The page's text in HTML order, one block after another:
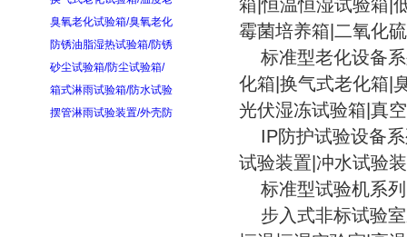
臭氧老化试验箱/臭氧老化
防锈油脂湿热试验箱/防锈
砂尘试验箱/防尘试验箱/
箱式淋雨试验箱/防水试验
摆管淋雨试验装置/外壳防
箱|恒温恒湿试验箱|
霉菌培养箱|二氧化
标准型老化设备系
化箱|换气式老化箱|
光伏湿冻试验箱|真
IP防护试验设备系
试验装置|冲水试验
标准型试验机系列
步入式非标试验室